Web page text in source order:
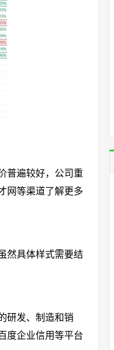
普遍较好，公司重
网等渠道了解更多
然具体样式需要结
研发、制造和销
度企业信用等平台